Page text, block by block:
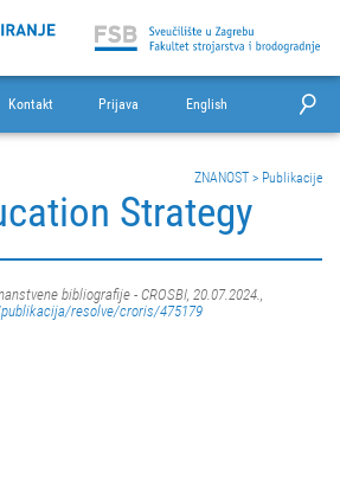
Kontakt Prijava English
ZNANOST > Publikacije
Strategy
bibliografije - CROSBI, 20.07.2024.,
resolve/croris/475179